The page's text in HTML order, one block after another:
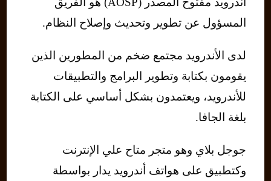
المسؤول عن تطوير وتحديث وإصلاح النظام.
لدى الأندرويد مجتمع ضخم من المطورين الذين
يقومون بكتابة وتطوير البرامج والتطبيقات
للأندرويد، ويعتمدون بشكل أساسي على الكتابة
بلغة الجافا.
جوجل بلاي وهو متجر متاح علي الإنترنت
وكتطبيق على هواتف أندرويد يدار بواسطة